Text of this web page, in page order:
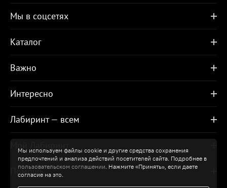
Мы используем файлы cookie и другие средства сохранения
предпочтений и анализа действий посетителей сайта. Подробнее в
пользовательском соглашении. Нажмите «Принять», если даете
согласие на это.
Мы в соцсетях
Каталог
Важно
Интересно
Лабиринт — всем
Помощь